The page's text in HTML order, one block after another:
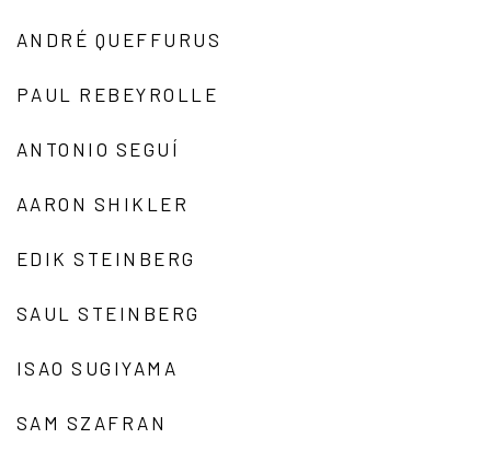
ANDRÉ QUEFFURUS
PAUL REBEYROLLE
ANTONIO SEGUÍ
AARON SHIKLER
EDIK STEINBERG
SAUL STEINBERG
ISAO SUGIYAMA
SAM SZAFRAN